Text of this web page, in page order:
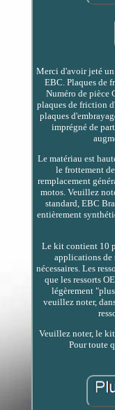
Merci d'avoir jeté
EBC. Plaques de
Numéro de pièce
plaques de friction
plaques
imprégné de
Le matériau est
le frottement
remplacement
motos. Veuillez
standard, EBC
entièrement
Le kit contient 10
applications de
nécessaires. Les
que les ressorts
légèrement
veuillez noter,
Veuillez noter, le
Pour toute